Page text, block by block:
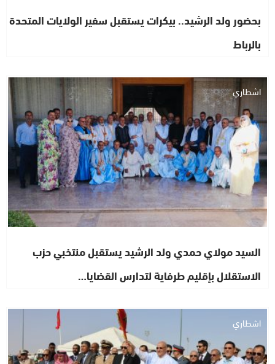
بحضور ولد الرشيد.. بيكرات يستقبل سفير الولايات المتحدة
بالرباط
اشطاري
السيد مولاي حمدي ولد الرشيد يستقبل منتخبي حزب
الاستقلال بإقليم طرفاية لتدارس القضايا…
اشطاري